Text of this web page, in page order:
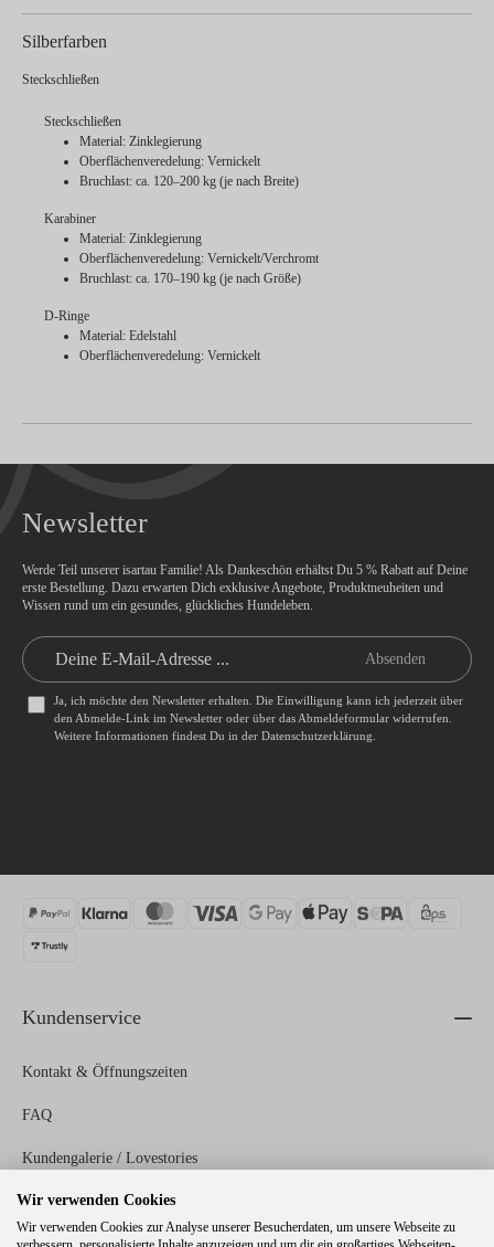
Silberfarben
Steckschließen
Steckschließen
Material: Zinklegierung
Oberflächenveredelung: Vernickelt
Bruchlast: ca. 120–200 kg (je nach Breite)
Karabiner
Material: Zinklegierung
Oberflächenveredelung: Vernickelt/Verchromt
Bruchlast: ca. 170–190 kg (je nach Größe)
D-Ringe
Material: Edelstahl
Oberflächenveredelung: Vernickelt
Newsletter
Werde Teil unserer isartau Familie! Als Dankeschön erhältst Du 5 % Rabatt auf Deine
erste Bestellung. Dazu erwarten Dich exklusive Angebote, Produktneuheiten und
Wissen rund um ein gesundes, glückliches Hundeleben.
Absenden
Ja, ich möchte den Newsletter erhalten. Die Einwilligung kann ich jederzeit über
den Abmelde-Link im Newsletter oder über das Abmeldeformularwiderrufen.
Weitere Informationen findest Du in der Datenschutzerklärung
Kundenservice
Kontakt & Öffnungszeiten
FAQ
Kundengalerie / Lovestories
Zahlungs- und Versandinformationen
Wir verwenden Cookies
Wir verwenden Cookies zur Analyse unserer Besucherdaten, um unsere Webseite zu